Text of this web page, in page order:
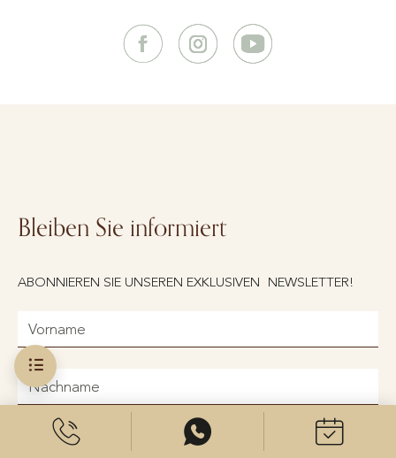
Bleiben Sie informiert
ABONNIEREN SIE UNSEREN EXKLUSIVEN NEWSLETTER!